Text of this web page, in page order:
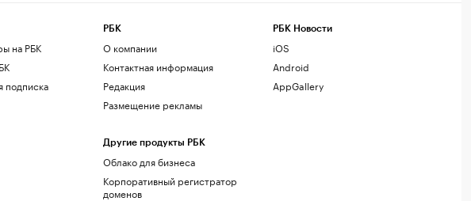
на РБК
подписка
РБК
О компании
Контактная информация
Редакция
Размещение рекламы
Другие продукты РБК
Облако для бизнеса
Корпоративный регистратор
доменов
РБК Новости
iOS
Android
AppGallery